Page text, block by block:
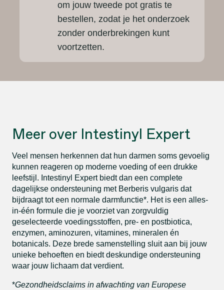
om jouw tweede pot gratis te
bestellen, zodat je het onderzoek
zonder onderbrekingen kunt
voortzetten.
Meer over Intestinyl Expert
Veel mensen herkennen dat hun darmen soms gevoelig
kunnen reageren op moderne voeding of een drukke
leefstijl. Intestinyl Expert biedt dan een complete
dagelijkse ondersteuning met Berberis vulgaris dat
bijdraagt tot een normale darmfunctie*. Het is een alles-
in-één formule die je voorziet van zorgvuldig
geselecteerde voedingsstoffen, pre- en postbiotica,
enzymen, aminozuren, vitamines, mineralen én
botanicals. Deze brede samenstelling sluit aan bij jouw
unieke behoeften en biedt deskundige ondersteuning
waar jouw lichaam dat verdient.
*Gezondheidsclaims in afwachting van Europese